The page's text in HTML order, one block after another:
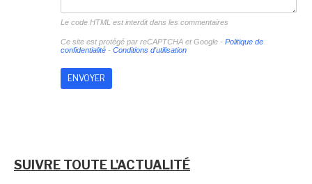
Le code HTML est interdit dans les commentaires
Ce site est protégé par reCAPTCHA et Google - Politique de
confidentialité- Conditions d'utilisation
SUIVRE TOUTE L'ACTUALITÉ